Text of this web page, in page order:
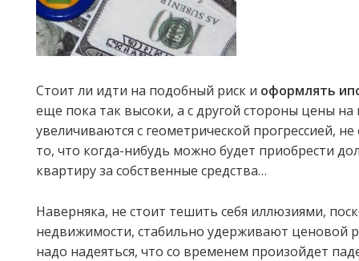
Стоит ли идти на подобный риск и оформлять
еще пока так высоки, а с другой стороны цены
увеличиваются с геометрической прогрессией,
то, что когда-нибудь можно будет приобрести
квартиру за собственные средства…
Наверняка, не стоит тешить себя иллюзиями,
недвижимости, стабильно удерживают ценовой
надо надеяться, что со временем произойдет